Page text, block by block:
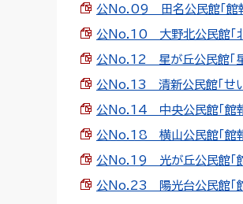
公No.09 田名公民館「館
公No.10 大野北公民館「
公No.12 星が丘公民館「
公No.13 清新公民館「せ
公No.14 中央公民館「館
公No.18 横山公民館「館
公No.19 光が丘公民館「
公No.23 陽光台公民館「